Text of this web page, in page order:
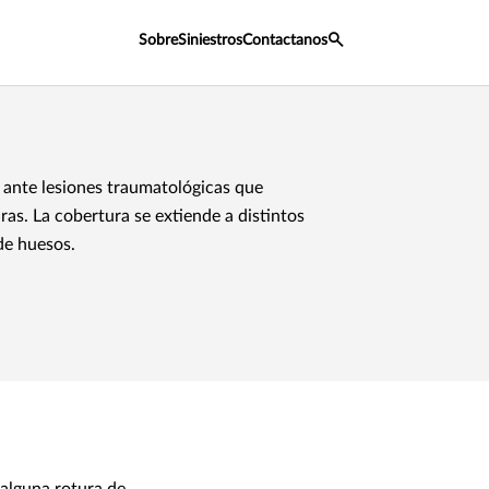
SobreSiniestrosContactanos
ante lesiones traumatológicas que
La cobertura se extiende a distintos
huesos.